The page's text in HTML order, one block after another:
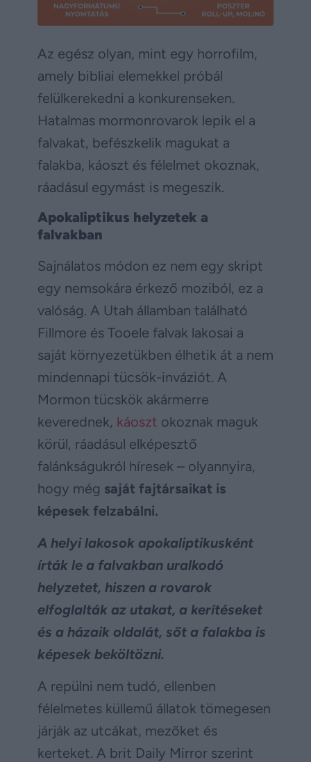
Az egész olyan, mint egy horrofilm,
amely bibliai elemekkel próbál
felülkerekedni a konkurenseken.
Hatalmas mormonrovarok lepik el a
falvakat, befészkelik magukat a
falakba, káoszt és félelmet okoznak,
ráadásul egymást is megeszik.
Apokaliptikus helyzetek a
falvakban
Sajnálatos módon ez nem egy skript
egy nemsokára érkező moziból, ez a
valóság. A Utah államban található
Fillmore és Tooele falvak lakosai a
saját környezetükben élhetik át a nem
mindennapi tücsök-inváziót. A
Mormon tücskök akármerre
keverednek, káoszt okoznak maguk
körül, ráadásul elképesztő
falánkságukról híresek – olyannyira,
hogy még saját fajtársaikat is
képesek felzabálni.
A helyi lakosok apokaliptikusként
írták le a falvakban uralkodó
helyzetet, hiszen a rovarok
elfoglalták az utakat, a kerítéseket
és a házaik oldalát, sőt a falakba is
képesek beköltözni.
A repülni nem tudó, ellenben
félelmetes küllemű állatok tömegesen
járják az utcákat, mezőket és
kerteket. A brit Daily Mirror szerint